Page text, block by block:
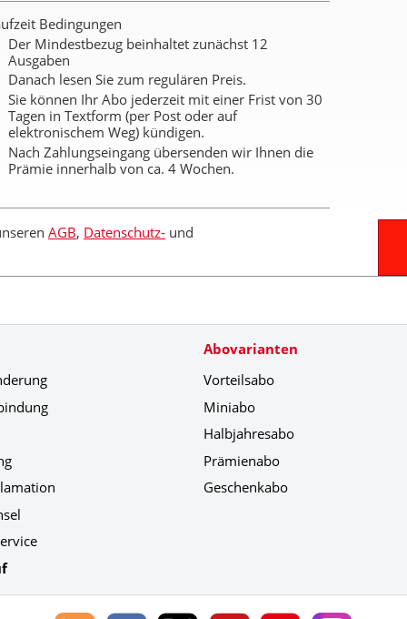
Bedingungen
Der Mindestbezug beinhaltet zunächst 12
Ausgaben
Danach lesen Sie zum regulären Preis.
Sie können Ihr Abo jederzeit mit einer Frist von 30
Tagen in Textform (per Post oder auf
elektronischem Weg) kündigen.
Nach Zahlungseingang übersenden wir Ihnen die
Prämie innerhalb von ca. 4 Wochen.
AGB, Datenschutz- und
Abovarianten
Vorteilsabo
Miniabo
Halbjahresabo
Prämienabo
Geschenkabo